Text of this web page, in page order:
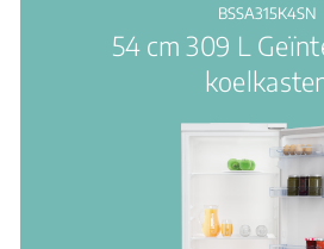
BSSA315K4SN
54 cm 309 L